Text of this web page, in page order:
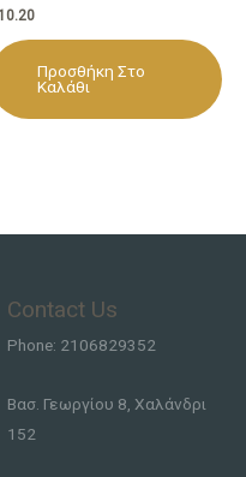
Προσθήκη Στο
Καλάθι
Contact Us
Phone: 2106829352
Βασ. Γεωργίου 8, Χαλάνδρι
152